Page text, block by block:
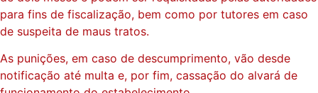
para fins de fiscalização, bem como por tutores em caso
de suspeita de maus tratos.
As punições, em caso de descumprimento, vão desde
notificação até multa e, por fim, cassação do alvará de